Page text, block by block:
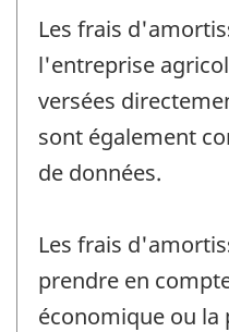
Les frais
l'entreprise
versées
sont également
de données.
Les frais
prendre en
économique ou la